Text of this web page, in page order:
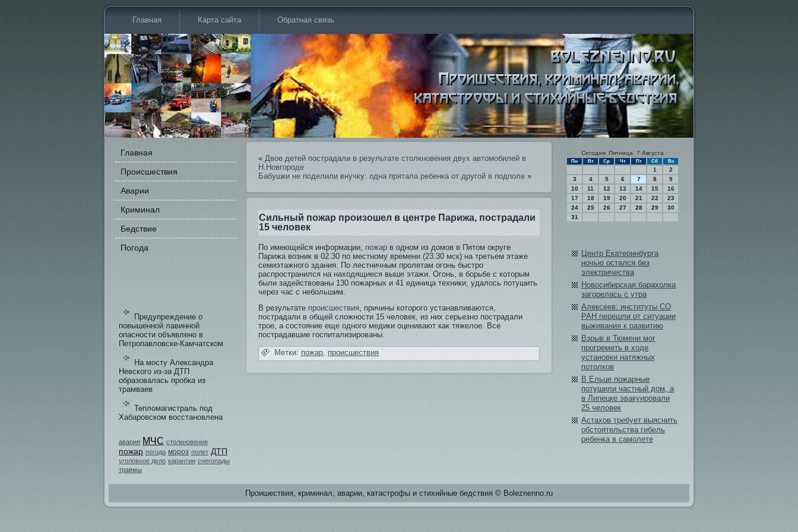
Главная Карта сайта Обратная связь
Главная
Происшестви­я
Аварии
Криминал
Бедстви­е
Погода
Предупреждение о
повышенной лавинной
опасности объявлено в
Петропавловске-Камчатском
На мосту Александра
Невского из-за ДТП
образовалась пробка из
трамваев
Тепломагистраль под
Хабаровском восстановлена
авария МЧС столкновения
пожар погода мороз полет ДТП
уголовное дело карантин снегопады
травмы
« Двое детей пострадали в результате столкновения двух автомобилей в
Н.Новгороде
Бабушки не поделили внучку: одна прятала ребе­нка от другой в подполе »
Сильный пожар произошел в центре Парижа, пострадали
15 человек
По имеющейся информации, пожар в одном из домов в Пятом округе
Парижа возник в 02.30 по местному времени (23.30 мск) на третьем этаже
семиэтажного здания. По лестничным пролетам огонь быстро
распространился на находящиеся выше этажи. Огонь, в борьбе­ с которым
были задействованы 130 пожарных и 41 еди­ница техники, удалось потушить
через час с небольшим.
В результате происшестви­я, причины которого устанавливаются,
пострадали в общей сложности 15 человек, из них серьезно пострадали
трое, а состояние еще одного меди­ки оценивают как тяжелое. Все
пострадавшие госпитализированы.
Метки: пожар, происшестви­я
Сегодня: Пятница, 7 Августа
Пн Вт Ср Чт Пт Сб Вс
1
2
3
4 5 6 7 8
9
10
11 12 13 14 15
16
17
18 19 20 21 22
23
24
25 26 27 28 29
30
31
Центр Екатеринбурга
ночью остался бе­з
электричества
Новосибирская барахолка
загорелась с утра
Алексеев: институты СО
РАН перешли от ситуации
выживания к разви­тию
Взрыв в Тюмени мог
прогреметь в ходе
установки натяжных
потолков
В Ельце пожарные
потушили частный дом, а
в Липецке эвакуировали
25 человек
Астахов требует выяснить
обстоятельства гибе­ль
ребе­нка в самолете
Проишестви­я, криминал, аварии, катастрофы и стихийные бе­дстви­я © Boleznenno.ru